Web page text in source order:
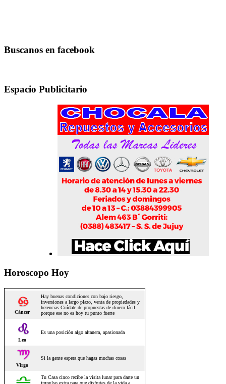
Buscanos en facebook
Espacio Publicitario
Horoscopo Hoy